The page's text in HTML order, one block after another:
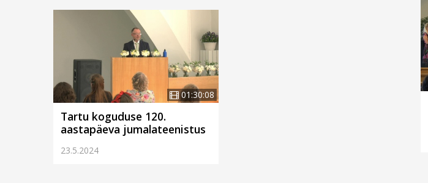
01:30:08
Tartu koguduse 120.
aastapäeva jumalateenistus
23.5.2024